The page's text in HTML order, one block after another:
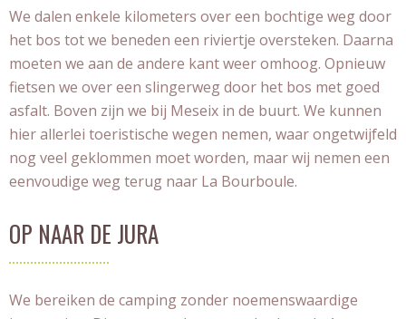
We dalen enkele kilometers over een bochtige weg door
het bos tot we beneden een riviertje oversteken. Daarna
moeten we aan de andere kant weer omhoog. Opnieuw
fietsen we over een slingerweg door het bos met goed
asfalt. Boven zijn we bij Meseix in de buurt. We kunnen
hier allerlei toeristische wegen nemen, waar ongetwijfeld
nog veel geklommen moet worden, maar wij nemen een
eenvoudige weg terug naar La Bourboule.
OP NAAR DE JURA
We bereiken de camping zonder noemenswaardige